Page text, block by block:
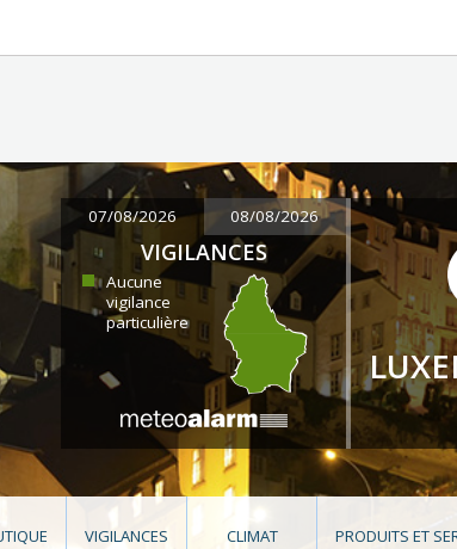
07/08/2026 08/08/2026
VIGILANCES
Aucune
vigilance
particulière
VIGILANCES CLIMAT PRODUITS ET